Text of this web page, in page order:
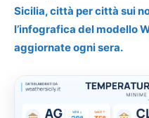
Sicilia, città per città sui
l’infografica del modello
aggiornate ogni sera.